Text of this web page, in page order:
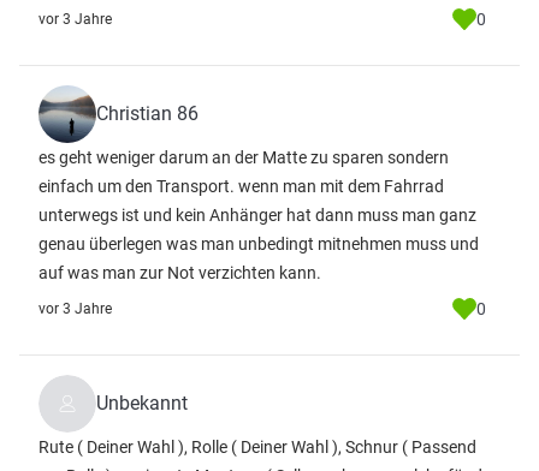
vor 3 Jahre 0
Christian 86
es geht weniger darum an der Matte zu sparen sondern
einfach um den Transport. wenn man mit dem Fahrrad
unterwegs ist und kein Anhänger hat dann muss man ganz
genau überlegen was man unbedingt mitnehmen muss und
auf was man zur Not verzichten kann.
vor 3 Jahre 0
Unbekannt
Rute ( Deiner Wahl ), Rolle ( Deiner Wahl ), Schnur ( Passend